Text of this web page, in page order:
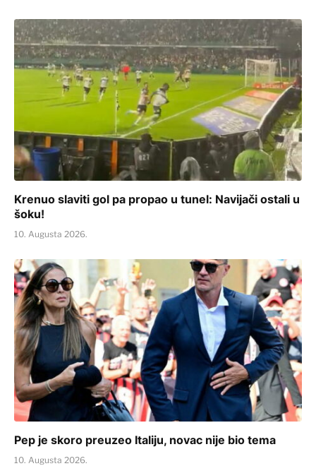
Krenuo slaviti gol pa propao u tunel: Navijači ostali u
šoku!
10. Augusta 2026.
Pep je skoro preuzeo Italiju, novac nije bio tema
10. Augusta 2026.